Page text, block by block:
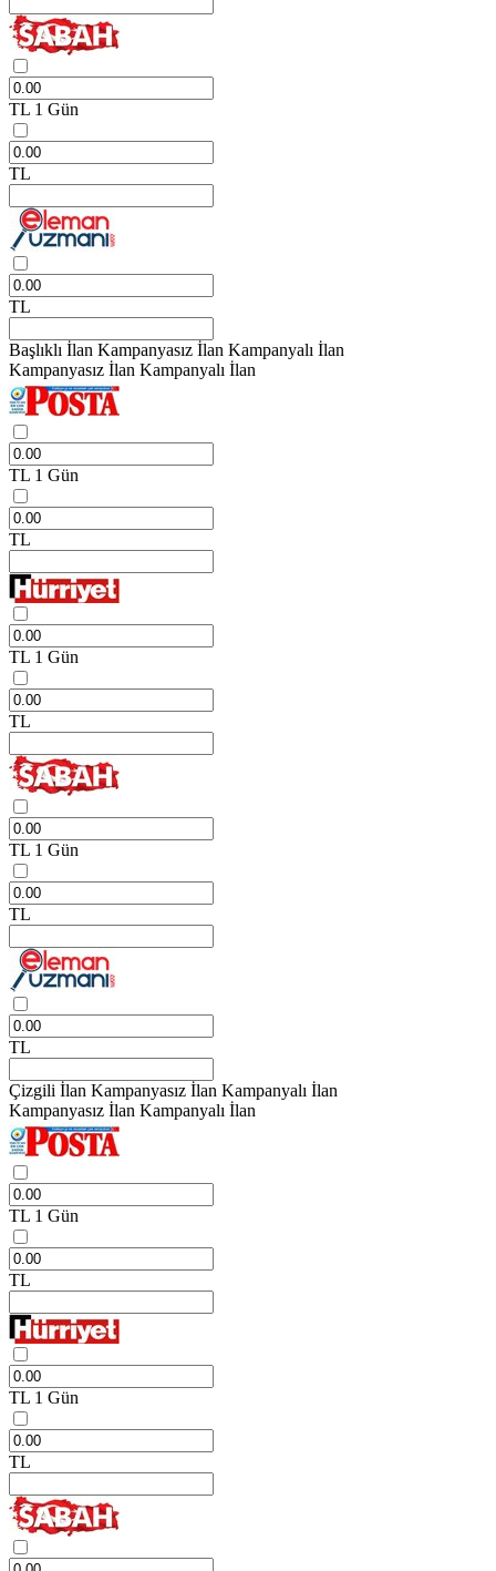
TL 1 Gün
TL
TL
Başlıklı İlan Kampanyasız İlan Kampanyalı İlan
Kampanyasız İlan Kampanyalı İlan
TL 1 Gün
TL
TL 1 Gün
TL
TL 1 Gün
TL
TL
Çizgili İlan Kampanyasız İlan Kampanyalı İlan
Kampanyasız İlan Kampanyalı İlan
TL 1 Gün
TL
TL 1 Gün
TL